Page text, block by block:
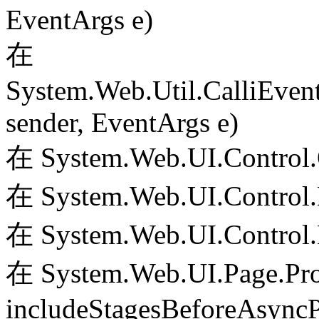
EventArgs e)
在
sender, EventArgs e)
在
在
在
在